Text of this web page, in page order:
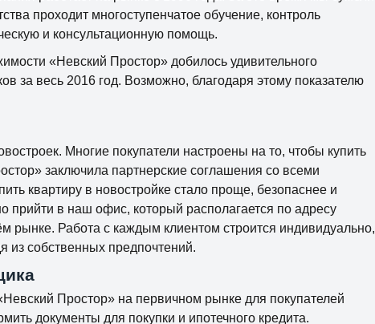
проходит многоступенчатое обучение, контроль
и консультационную помощь.
«Невский Простор» добилось удивительного
за весь 2016 год. Возможно, благодаря этому показателю
Многие покупатели настроены на то, чтобы купить
заключила партнерские соглашения со всеми
квартиру в новостройке стало проще, безопаснее и
прийти в наш офис, который располагается по адресу
Работа с каждым клиентом строится индивидуально,
из собственных предпочтений.
Простор» на первичном рынке для покупателей
документы для покупки и ипотечного кредита.